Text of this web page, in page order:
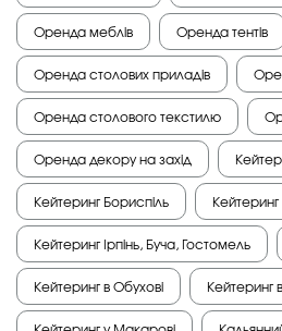
Оренда меблів Оренда тентів
Оренда столових приладів
Оренда столового текстилю
Оренда декору на захід
Кейтеринг Бориспіль
Кейтеринг Ірпінь, Буча, Гостомель
Кейтеринг в Обухові Кейтеринг